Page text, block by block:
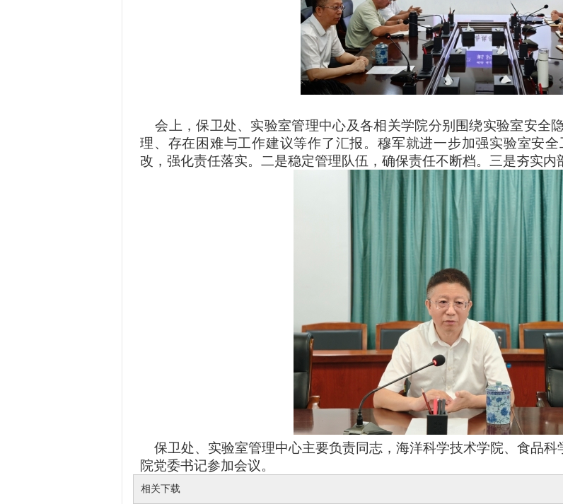
会上，保卫处、实验室管理中心及各相关学院分别围绕实验室安全
理、存在困难与工作建议等作了汇报。穆军就进一步加强实验室安
改，强化责任落实。二是稳定管理队伍，确保责任不断档。三
保卫处、实验室管理中心主要负责同志，海洋科学技术学院、食品科
院党委书记参加会议。
相关下载